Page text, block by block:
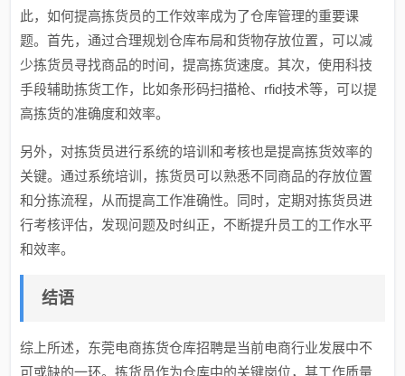
此，如何提高拣货员的工作效率成为了仓库管理的重要课
题。首先，通过合理规划仓库布局和货物存放位置，可以减
少拣货员寻找商品的时间，提高拣货速度。其次，使用科技
手段辅助拣货工作，比如条形码扫描枪、rfid技术等，可以提
高拣货的准确度和效率。
另外，对拣货员进行系统的培训和考核也是提高拣货效率的
关键。通过系统培训，拣货员可以熟悉不同商品的存放位置
和分拣流程，从而提高工作准确性。同时，定期对拣货员进
行考核评估，发现问题及时纠正，不断提升员工的工作水平
和效率。
结语
综上所述，东莞电商拣货仓库招聘是当前电商行业发展中不
可或缺的一环。拣货员作为仓库中的关键岗位，其工作质量